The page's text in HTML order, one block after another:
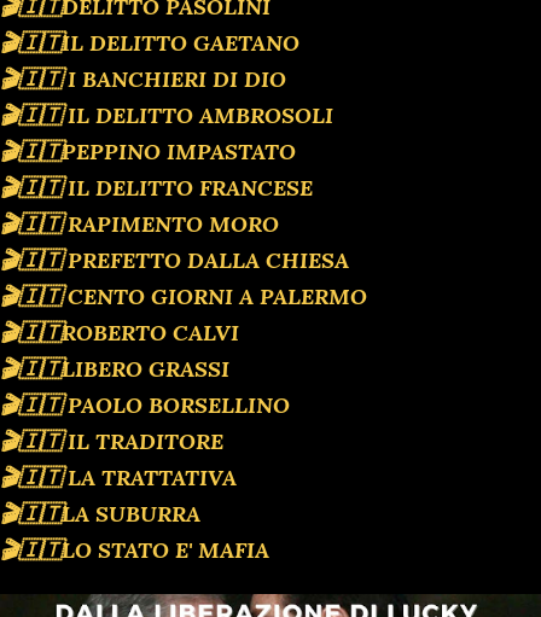
🎬🇮🇹DELITTO PASOLINI
🎬🇮🇹IL DELITTO GAETANO
🎬🇮🇹 I BANCHIERI DI DIO
🎬🇮🇹 IL DELITTO AMBROSOLI
🎬🇮🇹PEPPINO IMPASTATO
🎬🇮🇹 IL DELITTO FRANCESE
🎬🇮🇹 RAPIMENTO MORO
🎬🇮🇹 PREFETTO DALLA CHIESA
🎬🇮🇹 CENTO GIORNI A PALERMO
🎬🇮🇹ROBERTO CALVI
🎬🇮🇹LIBERO GRASSI
🎬🇮🇹 PAOLO BORSELLINO
🎬🇮🇹 IL TRADITORE
🎬🇮🇹 LA TRATTATIVA
🎬🇮🇹LA SUBURRA
🎬🇮🇹LO STATO E' MAFIA